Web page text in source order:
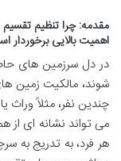
مقدمه: چرا تنظیم
اهمیت بالایی برخوردار
در دل سرزمین های
شوند، مالکیت زمین
چندین نفر، مثلاً وراث
می تواند نشانه ای
هر فرد، به تدریج به